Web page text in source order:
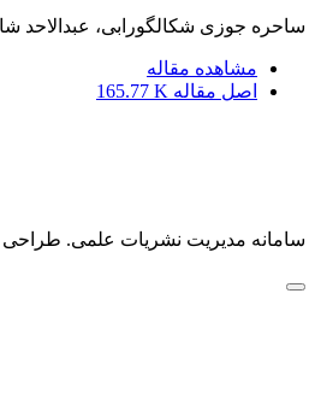
ساحره جوزی شکالگورابی، عبدالاحد
مشاهده مقاله
اصل مقاله 165.77 K
سامانه مدیریت نشریات علمی. طراحی